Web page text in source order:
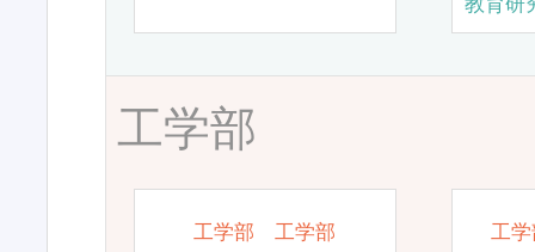
工学部
工学部 工学部 工